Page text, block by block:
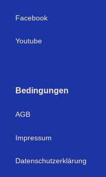
Facebook
Youtube
Bedingungen
AGB
Impressum
Datenschutzerklärung